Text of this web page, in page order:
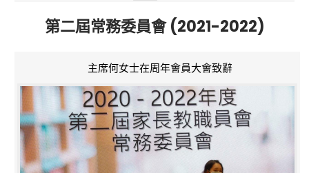
第二屆常務委員會 (2021-2022)
主席何女士在周年會員大會致辭